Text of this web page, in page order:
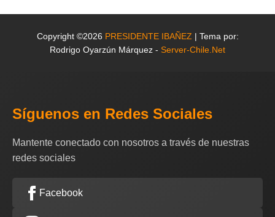
Copyright ©2026 PRESIDENTE IBAÑEZ | Tema por:
Rodrigo Oyarzún Márquez - Server-Chile.Net
Síguenos en Redes Sociales
Mantente conectado con nosotros a través de nuestras
redes sociales
Facebook